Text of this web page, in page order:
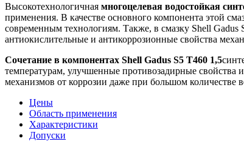
Высокотехнологичная многоцелевая водостойкая
применения. В качестве основного компонента этой
современным технологиям. Также, в смазку Shell
антиокислительные и антикоррозионные свойства
Сочетание в компонентах Shell Gadus S5 T460 1,5
температурам, улучшенные противозадирные
механизмов от коррозии даже при большом
Цены
Область применения
Характеристики
Допуски